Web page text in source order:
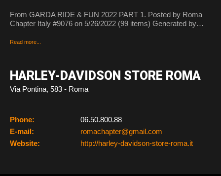
From GARDA RIDE & FUN 2022 PART 1. Posted by Roma
Chapter Italy #9076 on 5/26/2022 (99 items) Generated by…
Read more...
HARLEY-DAVIDSON STORE ROMA
Via Pontina, 583 - Roma
Phone:
06.50.800.88
E-mail:
romachapter@gmail.com
Website:
http://harley-davidson-store-roma.it